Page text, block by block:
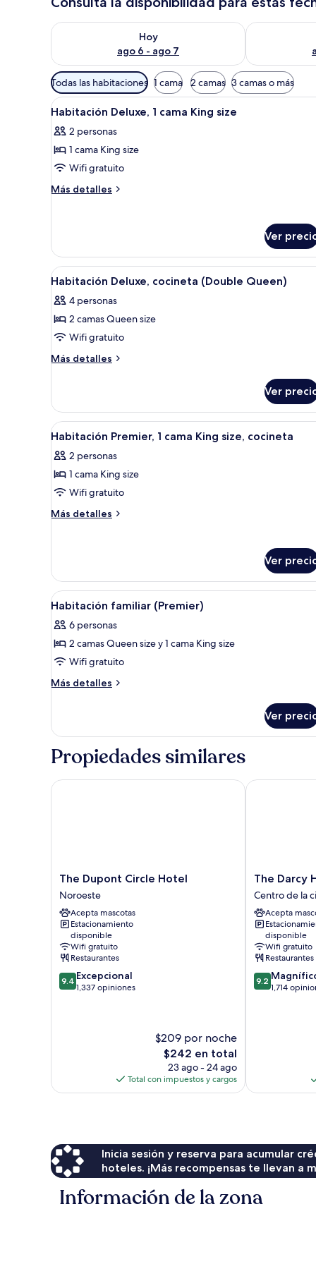
Hoy
ago 6 - ago 7
Consulta la disponibilidad para hoy ago 6 - ago 7
Consulta la
Filtros
disponibles
para
habitaciones
Todas las habitaciones 1 cama 2 camas 3 camas o más
Abrir
todas
las
fotos
de
Habitación
King
size
Una habitación de hotel con
6
Habitación Deluxe, 1 cama King size
2 personas
1 cama King size
Wifi gratuito
Más detalles
Más
1
cama
King
Ver
Abrir
todas
las
fotos
de
Habitación
(Double
Queen)
Habitación de hotel con una
8
Habitación Deluxe, cocineta (Double Queen)
4 personas
2 camas Queen size
Wifi gratuito
Más detalles
Más
Deluxe,
cocineta
(Double
Ver
Abrir
todas
las
fotos
de
Habitación
King
size,
cocineta
Una habitación de hotel con
7
Habitación Premier, 1 cama King size, cocineta
2 personas
1 cama King size
Wifi gratuito
Más detalles
Más
1
cama
King
cocineta
Ver
Abrir
todas
las
fotos
de
Habitación
Una habitación de hotel con
7
Habitación familiar (Premier)
6 personas
2 camas Queen size y 1 cama King size
Wifi gratuito
Más detalles
Más
familiar
Ver
Propiedades similares
The
Dupont
Circle
Hotel
Noroeste
The Dupont Circle Hotel
Noroeste
Acepta mascotas
Estacionamiento
disponible
Wifi gratuito
Restaurantes
9.4
de
9.4 Excepcional
1,337 opiniones
$209 por noche
El
precio
actual
es
$242 en total
23 ago - 24 ago
Total con impuestos y cargos
The Dupont Circle Hotel
The
Darcy
Hotel
Centro
de
la
ciudad
de
Washington
D.C.
The Darcy
Centro de la
Acepta
disponible
Wifi gratuito
Restaurantes
9.2
de
9.2
1,714
The Darcy
Inicia sesión y reserva para acumular
hoteles. ¡Más recompensas te llevan a
Información de la zona